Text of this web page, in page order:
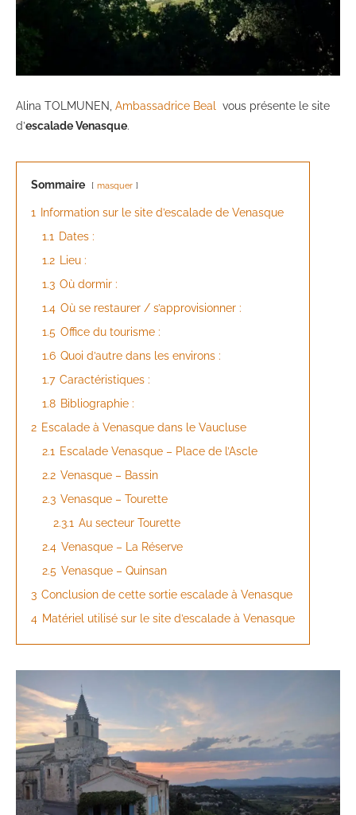
Alina TOLMUNEN, Ambassadrice Beal vous présente le site
d’escalade Venasque.
Sommaire masquer
1
Information sur le site d’escalade de Venasque
1.1 Dates :
1.2 Lieu :
1.3 Où dormir :
1.4 Où se restaurer / s’approvisionner :
1.5 Office du tourisme :
1.6 Quoi d’autre dans les environs :
1.7 Caractéristiques :
1.8 Bibliographie :
2 Escalade à Venasque dans le Vaucluse
2.1 Escalade Venasque – Place de l’Ascle
2.2 Venasque – Bassin
2.3 Venasque – Tourette
2.3.1 Au secteur Tourette
2.4 Venasque – La Réserve
2.5 Venasque – Quinsan
3 Conclusion de cette sortie escalade à Venasque
4 Matériel utilisé sur le site d’escalade à Venasque